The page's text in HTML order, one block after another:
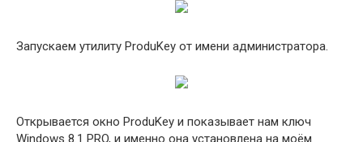
Запускаем утилиту ProduKey от имени администратора.
Открывается окно ProduKey и показывает нам ключ
Windows 8.1 PRO, и именно она установлена на моём